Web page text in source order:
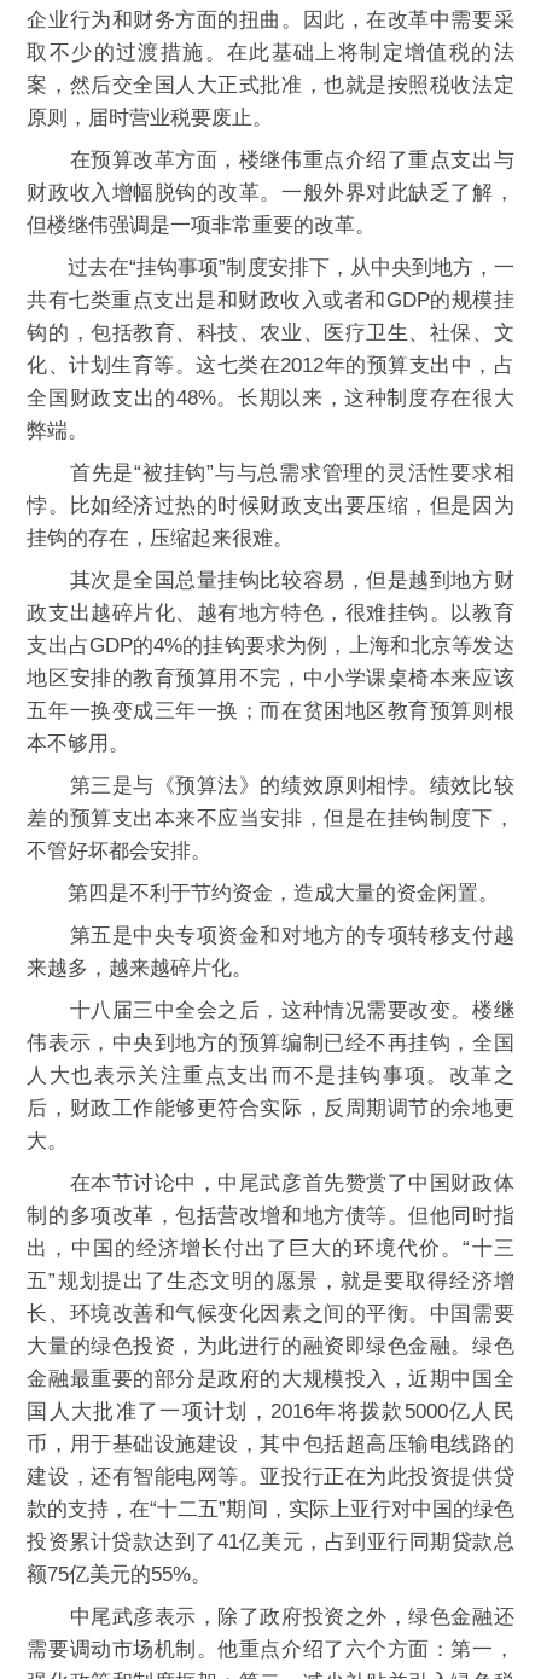
企业行为和财务方面的扭曲。因此，在改革中需要采
取不少的过渡措施。在此基础上将制定增值税的法
案，然后交全国人大正式批准，也就是按照税收法定
原则，届时营业税要废止。
在预算改革方面，楼继伟重点介绍了重点支出与
财政收入增幅脱钩的改革。一般外界对此缺乏了解，
但楼继伟强调是一项非常重要的改革。
过去在“挂钩事项”制度安排下，从中央到地方，一
共有七类重点支出是和财政收入或者和GDP的规模挂
钩的，包括教育、科技、农业、医疗卫生、社保、文
化、计划生育等。这七类在2012年的预算支出中，占
全国财政支出的48%。长期以来，这种制度存在很大
弊端。
首先是“被挂钩”与与总需求管理的灵活性要求相
悖。比如经济过热的时候财政支出要压缩，但是因为
挂钩的存在，压缩起来很难。
其次是全国总量挂钩比较容易，但是越到地方财
政支出越碎片化、越有地方特色，很难挂钩。以教育
支出占GDP的4%的挂钩要求为例，上海和北京等发达
地区安排的教育预算用不完，中小学课桌椅本来应该
五年一换变成三年一换；而在贫困地区教育预算则根
本不够用。
第三是与《预算法》的绩效原则相悖。绩效比较
差的预算支出本来不应当安排，但是在挂钩制度下，
不管好坏都会安排。
第四是不利于节约资金，造成大量的资金闲置。
第五是中央专项资金和对地方的专项转移支付越
来越多，越来越碎片化。
十八届三中全会之后，这种情况需要改变。楼继
伟表示，中央到地方的预算编制已经不再挂钩，全国
人大也表示关注重点支出而不是挂钩事项。改革之
后，财政工作能够更符合实际，反周期调节的余地更
大。
在本节讨论中，中尾武彦首先赞赏了中国财政体
制的多项改革，包括营改增和地方债等。但他同时指
出，中国的经济增长付出了巨大的环境代价。“十三
五”规划提出了生态文明的愿景，就是要取得经济增
长、环境改善和气候变化因素之间的平衡。中国需要
大量的绿色投资，为此进行的融资即绿色金融。绿色
金融最重要的部分是政府的大规模投入，近期中国全
国人大批准了一项计划，2016年将拨款5000亿人民
币，用于基础设施建设，其中包括超高压输电线路的
建设，还有智能电网等。亚投行正在为此投资提供贷
款的支持，在“十二五”期间，实际上亚行对中国的绿色
投资累计贷款达到了41亿美元，占到亚行同期贷款总
额75亿美元的55%。
中尾武彦表示，除了政府投资之外，绿色金融还
需要调动市场机制。他重点介绍了六个方面：第一，